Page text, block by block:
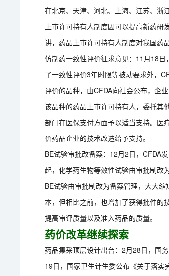
在北京、天津、河北、上海、江苏、浙
上市许可持有人制度因可以提高新药
讲，药品上市许可持有人制度对我国药
仿制药一致性评价征求意见：11月18
了一致性评价3年时限等被动要求外，
评价的品种，由CFDA向社会公布，企
该品种的药品上市许可持有人，委托其
部门在医保支付方面予以适当支持。医
价药品企业的技术改造给予支持。
BE试验审批改备案：12月2日，CFDA
起，化学药生物等效性试验由审批制改
BE试验由审批制改为备案管理，大大
本，但相比之前，也增加了获得批件的
提高审评质量以及准入药品的质量。
药价改革继续探索
药品集采顶层设计出台：2月28日，国
19日，国家卫生计生委公布《关于落